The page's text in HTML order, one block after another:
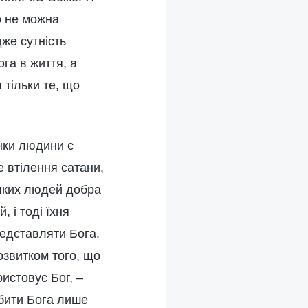
не можна
сутність
в життя, а
те, що
людини є
сатани,
людей добра
тоді їхня
Бога.
того, що
Бог, –
Бога лише